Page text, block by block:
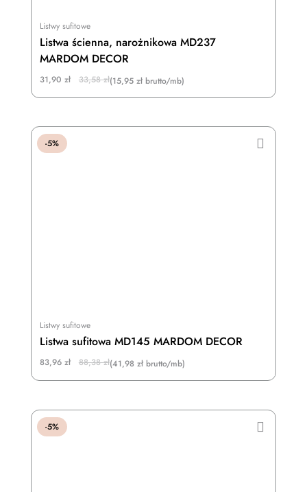
Listwy sufitowe
Listwa ścienna, narożnikowa MD237
MARDOM DECOR
33,58zł
Original
31,90 zł
Current
(15,95 zł brutto/mb)
-5%
Listwy sufitowe
Listwa sufitowa MD145 MARDOM DECOR
88,38zł
Original
83,96 zł
Current
(41,98 zł brutto/mb)
-5%